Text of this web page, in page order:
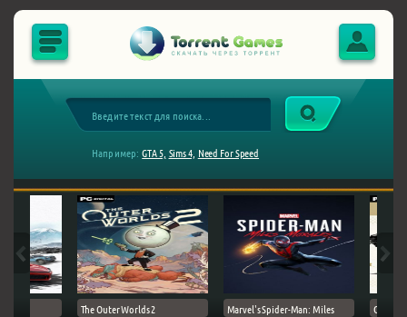
Например: GTA 5, Sims 4, Need For Speed
The Outer Worlds 2 Marvel's Spider-Man: Miles Ghost